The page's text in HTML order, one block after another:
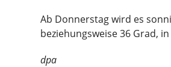
Ab Donnerstag wird es
beziehungsweise 36 Grad,
dpa